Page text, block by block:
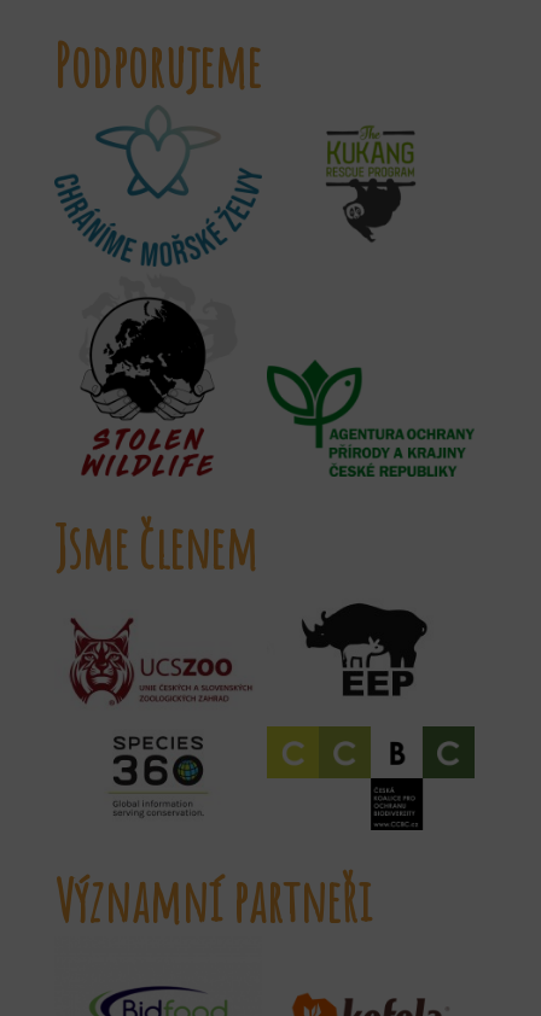
Podporujeme
Jsme členem
Významní partneři